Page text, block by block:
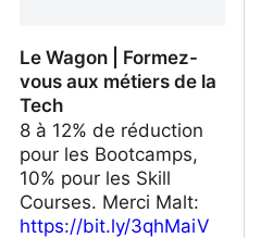
Le Wagon | Formez-
vous aux métiers de la
Tech
8 à 12% de réduction
pour les Bootcamps,
10% pour les Skill
Courses. Merci Malt:
https://bit.ly/3qhMaiV